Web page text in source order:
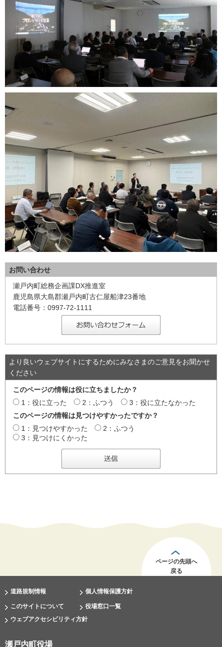
お問い合わせ
瀬戸内町総務企画課DX推進室
鹿児島県大島郡瀬戸内町古仁屋船津23番地
電話番号：0997-72-1111
より良いウェブサイトにするためにみなさまのご意見をお聞かせ
ください
このページの情報は役に立ちましたか？
1：役に立った
2：ふつう
3：役に立たなかった
このページの情報は見つけやすかったですか？
1：見つけやすかった
2：ふつう
3：見つけにくかった
ページの先頭へ
戻る
道路規制情報 個人情報保護方針
このサイトについて
役場窓口一覧
ウェブアクセシビリティ方針
瀬戸内町役場